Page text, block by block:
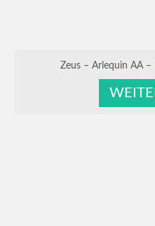
Zeus – Arlequin AA –